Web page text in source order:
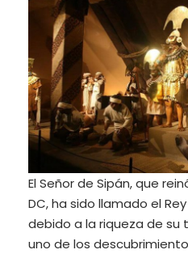
El Señor de Sipán, que
DC, ha sido llamado el
debido a la riqueza de su
uno de los